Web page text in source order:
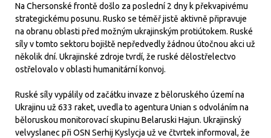
Na Chersonské frontě došlo za poslední 2 dny k překvapivému
strategickému posunu. Rusko se téměř jistě aktivně připravuje
na obranu oblasti před možným ukrajinským protiútokem. Ruské
síly v tomto sektoru bojiště nepředvedly žádnou útočnou akci už
několik dní. Ukrajinské zdroje tvrdí, že ruské dělostřelectvo
ostřelovalo v oblasti humanitární konvoj.
Ruské síly vypálily od začátku invaze z běloruského území na
Ukrajinu už 633 raket, uvedla to agentura Unian s odvoláním na
běloruskou monitorovací skupinu Belaruski Hajun. Ukrajinský
velvyslanec při OSN Serhij Kyslycja už ve čtvrtek informoval, že